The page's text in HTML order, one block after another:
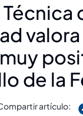
Técnica
de la
artículo: